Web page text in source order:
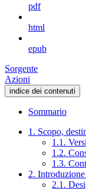
pdf
html
epub
Sorgente
Azioni
indice dei contenuti
Sommario
1. Scopo,
1.1.
1.2.
1.3.
2.
2.1.